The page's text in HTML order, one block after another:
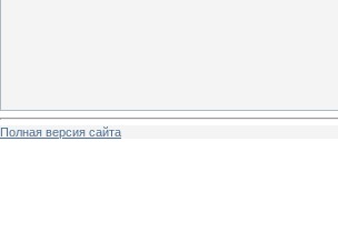
Полная версия сайта